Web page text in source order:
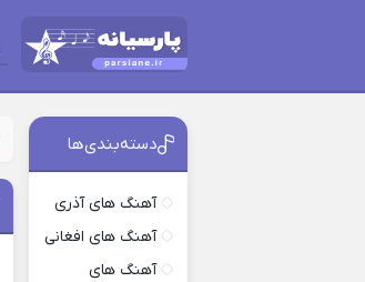
دسته‌بندی‌ها
آهنگ های آذری
آهنگ های افغانی
آهنگ های